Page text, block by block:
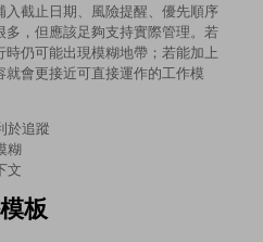
截止日期、風險提醒、優先順序
，但應該足夠支持實際管理。若
仍可能出現模糊地帶；若能加上
會更接近可直接運作的工作模
於追蹤
糊
文
板